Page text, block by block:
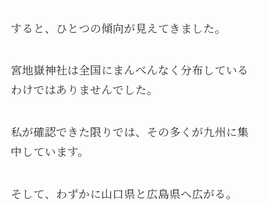
すると、ひとつの傾向が見えてきました。
宮地嶽神社は全国にまんべんなく分布している
わけではありませんでした。
私が確認できた限りでは、その多くが九州に集
中しています。
そして、わずかに山口県と広島県へ広がる。